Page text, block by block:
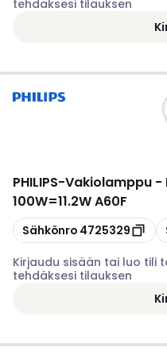
tehdäksesi tilauksen
PHILIPS-Vakiolamppu -
100W=11.2W A60F
Kopioi
Sähkönro 4725329
Kirjaudu sisään tai luo tili
tehdäksesi tilauksen